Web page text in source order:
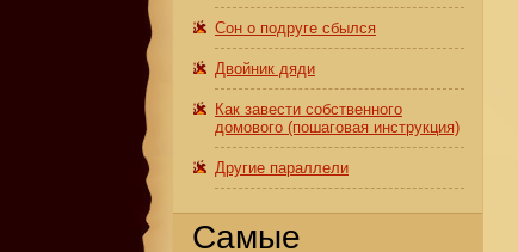
Сон о подруге сбылся
Двойник дяди
Как завести собственного
домового (пошаговая инструкция)
Другие параллели
Самые